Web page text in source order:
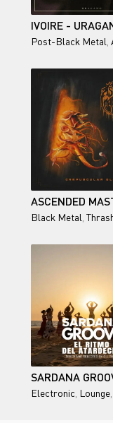
Post-Black Metal
Black Metal
Electronic Lounge